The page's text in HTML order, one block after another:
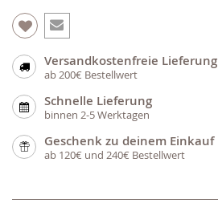
Versandkostenfreie Lieferung
ab 200€ Bestellwert
Schnelle Lieferung
binnen 2-5 Werktagen
Geschenk zu deinem Einkauf
ab 120€ und 240€ Bestellwert